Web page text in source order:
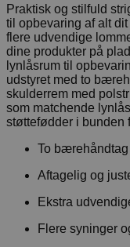
Praktisk og stilfuld
til opbevaring af alt
flere udvendige
dine produkter på
lynlåsrum til
udstyret med to
skulderrem med
som matchende
støttefødder i bunden
To bærehåndtag
Aftagelig og
Ekstra
Flere syninger